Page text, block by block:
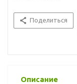
Поделиться
Описание